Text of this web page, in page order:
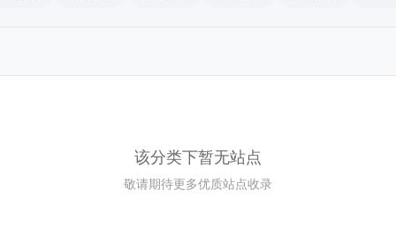
该分类下暂无站点
敬请期待更多优质站点收录